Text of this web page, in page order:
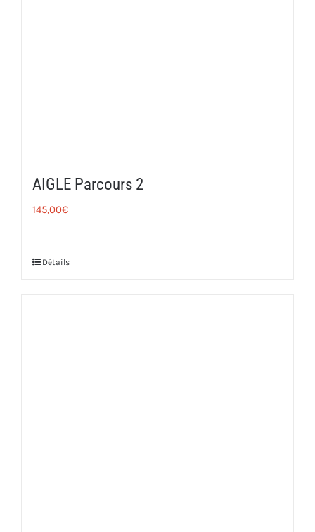
AIGLE Parcours 2
145,00€
Détails